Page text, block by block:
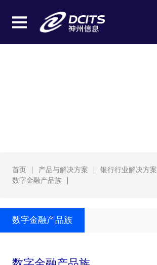
首页 产品与解决方案
银行行业解决方案
数字金融产品族
数字金融产品族